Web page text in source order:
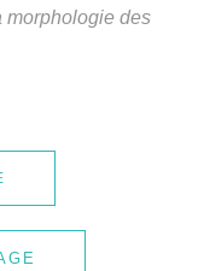
morphologie des